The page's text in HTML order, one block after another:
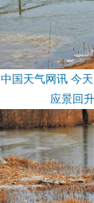
中国天气网讯 今
应景回